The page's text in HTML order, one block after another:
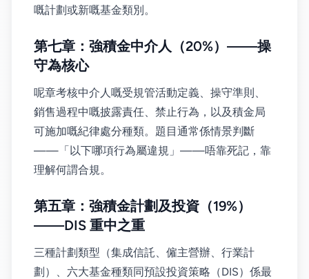
嘅計劃或新嘅基金類別。
第七章：強積金中介人（20%）——操
守為核心
呢章考核中介人嘅受規管活動定義、操守準則、
銷售過程中嘅披露責任、禁止行為，以及積金局
可施加嘅紀律處分種類。題目通常係情景判斷
——「以下哪項行為屬違規」——唔靠死記，靠
理解何謂合規。
第五章：強積金計劃及投資（19%）
——DIS 重中之重
三種計劃類型（集成信託、僱主營辦、行業計
劃）、六大基金種類同預設投資策略（DIS）係最